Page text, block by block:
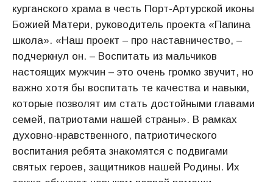
курганского храма в честь Порт-Артурской иконы
Божией Матери, руководитель проекта «Папина
школа». «Наш проект – про наставничество, –
подчеркнул он. – Воспитать из мальчиков
настоящих мужчин – это очень громко звучит, но
важно хотя бы воспитать те качества и навыки,
которые позволят им стать достойными главами
семей, патриотами нашей страны». В рамках
духовно-нравственного, патриотического
воспитания ребята знакомятся с подвигами
святых героев, защитников нашей Родины. Их